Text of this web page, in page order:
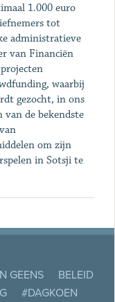
1.000 euro
tot
administratieve
van Financiën
waarbij
gezocht, in ons
van de bekendste
om zijn
in Sotsji te
GEENS
BELEID
#DAGKOEN